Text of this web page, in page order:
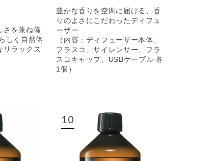
さを兼ね備
しく自然体
リラックス
豊かな香りを空間に届ける、香
りのよさにこだわったディフュ
ーザー
（内容：ディフューザー本体、
フラスコ、サイレンサー、フラ
スコキャップ、USBケーブル 各
1個）